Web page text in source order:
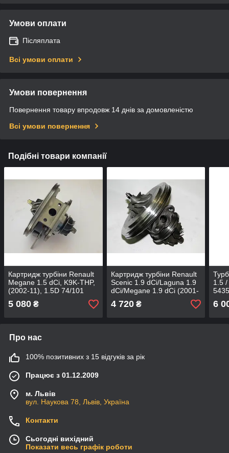
Умови оплати
Післяплата
Всі умови оплати
Умови повернення
Повернення товару впродовж 14 днів за домовленістю
Всі умови повернення
Подібні товари компанії
Картридж турбіни Renault
Megane 1.5 dCi, K9K-THP,
(2002-11), 1.5D 74/101
54399700002
5 080 ₴
Картридж турбіни Renault
Scenic 1.9 dCi/Laguna 1.9
dCi/Megane 1.9 dCi (2001-
03), 1.9D 53039700048
4 720₴
1.5
6
Про нас
100% позитивних з 15 відгуків за рік
Працює з 01.12.2009
м. Львів
вул. Наукова 78, Львів, Україна
Контакти
Сьогодні вихідний
Показати весь графік роботи